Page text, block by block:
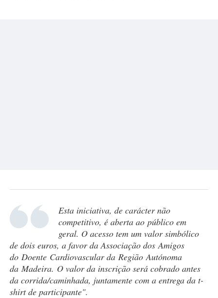
Esta iniciativa, de carácter não
competitivo, é aberta ao público em
geral. O acesso tem um valor simbólico
de dois euros, a favor da Associação dos Amigos
do Doente Cardiovascular da Região Autónoma
da Madeira. O valor da inscrição será cobrado antes
da corrida/caminhada, juntamente com a entrega da t-
shirt de participante".